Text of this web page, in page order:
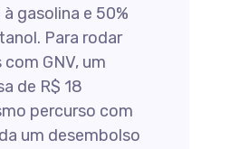
gasolina e 50%
Para rodar
GNV, um
de R$ 18
percurso com
um desembolso